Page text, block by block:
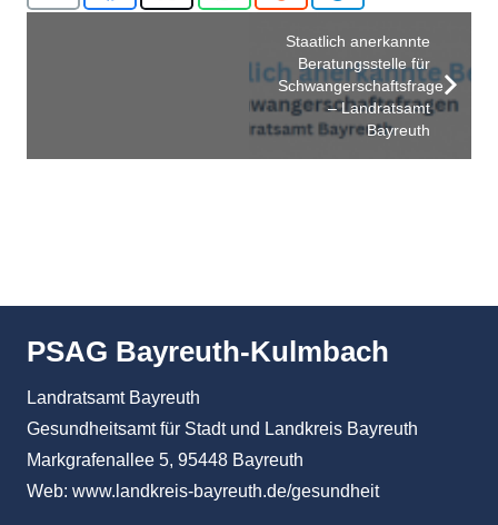
Staatlich anerkannte
Beratungsstelle für
Schwangerschaftsfragen
– Landratsamt
Bayreuth
PSAG Bayreuth-Kulmbach
Landratsamt Bayreuth
Gesundheitsamt für Stadt und Landkreis Bayreuth
Markgrafenallee 5, 95448 Bayreuth
Web: www.landkreis-bayreuth.de/gesundheit